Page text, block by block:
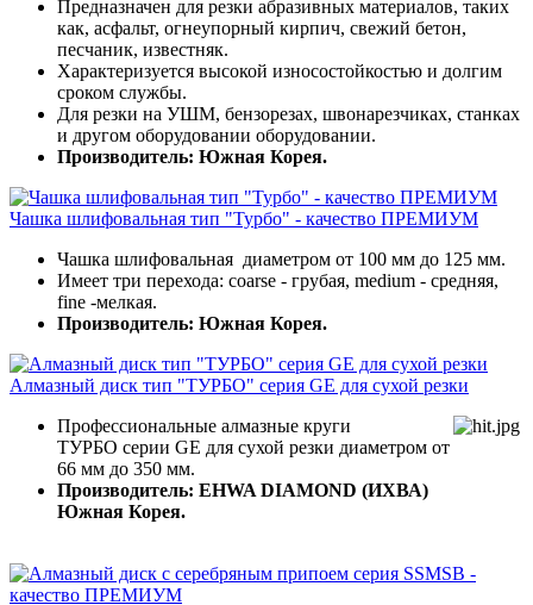
Предназначен для резки абразивных материалов, таких
как, асфальт, огнеупорный кирпич, свежий бетон,
песчаник, известняк.
Характеризуется высокой износостойкостью и долгим
сроком службы.
Для резки на УШМ, бензорезах, швонарезчиках, станках
и другом оборудовании оборудовании.
Производитель: Южная Корея.
Чашка шлифовальная тип "Турбо" - качество ПРЕМИУМ
Чашка шлифовальная диаметром от 100 мм до 125 мм.
Имеет три перехода: coarse - грубая, medium - средняя,
fine -мелкая.
Производитель: Южная Корея.
Алмазный диск тип "ТУРБО" серия GE для сухой резки
Профессиональные алмазные круги
ТУРБО серии GE для сухой резки диаметром от
66 мм до 350 мм.
Производитель: EHWA DIAMOND (ИХВА)
Южная Корея.